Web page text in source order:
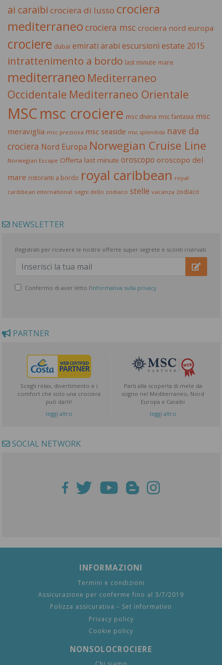
ai caraibi crociera di lusso crociera
mediterraneo crociera msc crociera nord europa
crociere dubai emirati arabi escursioni estate 2015
intrattenimento a bordo last minute mare
mediterraneo Mediterraneo
Occidentale Mediterraneo Orientale
MSCmsc crociere msc divina msc fantasia msc
meraviglia msc preziosa msc seaside msc splendida nave da
crociera Nord Europa Norwegian Cruise Line
Norwegian Escape Offerta last minute oroscopo oroscopo del
mare ristoranti a bordo royal caribbean royal
caribbean international segni dello zodiaco stelle vacanza zodiaco
NEWSLETTER
Registrati per ricevere le nostre offerte super segrete e sconti riservati
Confermo di aver letto l'informativa sulla privacy
PARTNER
Scegli relax, divertimento e i
comfort che solo una crociera
può darti!
leggi altro
Parti alla scoperta di mete da
sogno nel Mediterraneo, Nord
Europa e Caraibi
leggi altro
SOCIAL NETWORK
INFORMAZIONI
Termini e condizioni
Assicurazione per conferme fino al 3/7/2019
Polizza assicurativa – Set informativo
Privacy policy
Cookie policy
NONSOLOCROCIERE